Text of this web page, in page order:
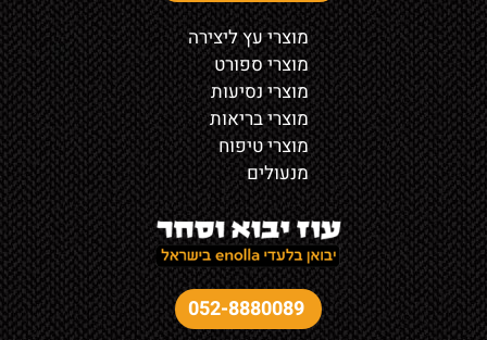
מוצרי עץ ליצירה
מוצרי ספורט
מוצרי נסיעות
מוצרי בריאות
מוצרי טיפוח
מנעולים
052-8880089